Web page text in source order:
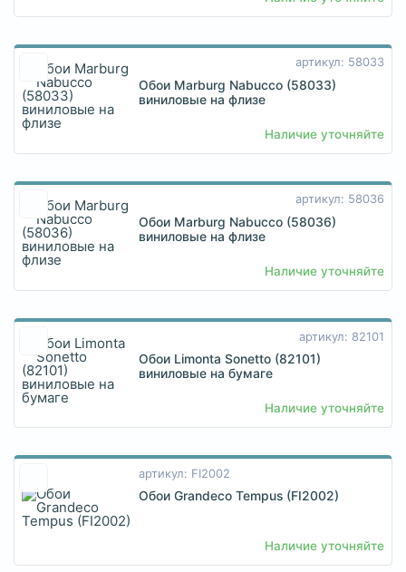
артикул: 58033
Обои Marburg Nabucco (58033)
виниловые на флизе
Наличие уточняйте
артикул: 58036
Обои Marburg Nabucco (58036)
виниловые на флизе
Наличие уточняйте
артикул: 82101
Обои Limonta Sonetto (82101)
виниловые на бумаге
Наличие уточняйте
артикул: FI2002
Обои Grandeco Tempus (FI2002)
Наличие уточняйте